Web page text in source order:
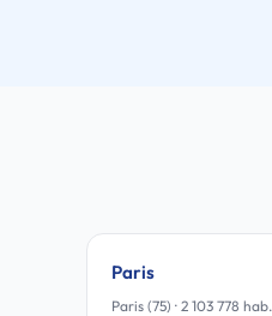
Paris
Paris (75) · 2 103 778 hab.